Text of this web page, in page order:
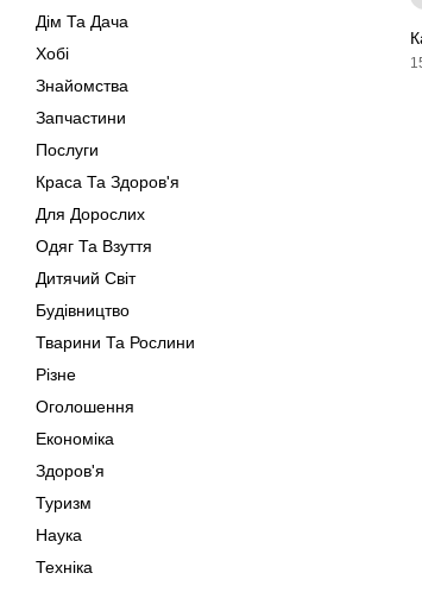
Дім Та Дача
Хобі
Знайомства
Запчастини
Послуги
Краса Та Здоров'я
Для Дорослих
Одяг Та Взуття
Дитячий Світ
Будівництво
Тварини Та Рослини
Різне
Оголошення
Економіка
Здоров'я
Туризм
Наука
Техніка